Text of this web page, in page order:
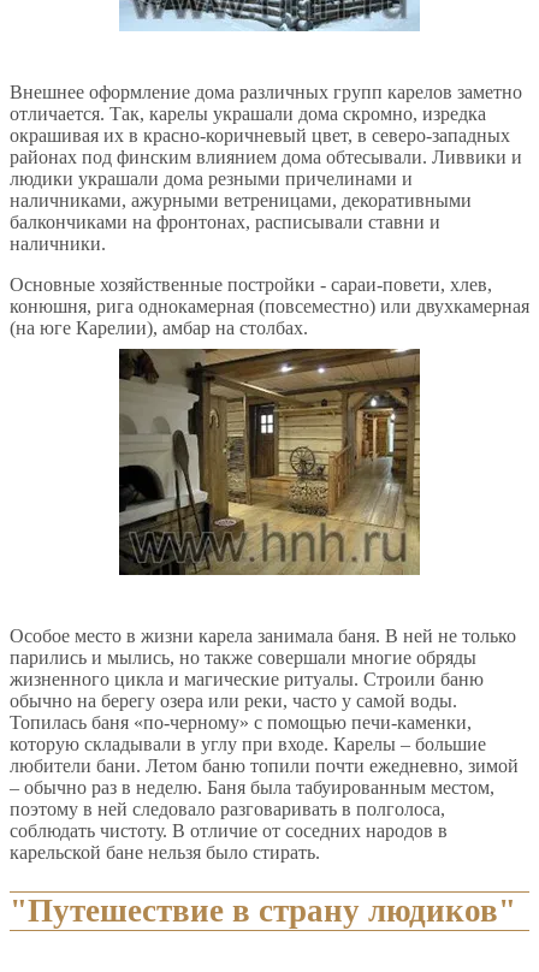
Внешнее оформление дома различных групп карелов заметно
отличается. Так, карелы украшали дома скромно, изредка
окрашивая их в красно-коричневый цвет, в северо-западных
районах под финским влиянием дома обтесывали. Ливвики и
людики украшали дома резными причелинами и
наличниками, ажурными ветреницами, декоративными
балкончиками на фронтонах, расписывали ставни и
наличники.
Основные хозяйственные постройки - сараи-повети, хлев,
конюшня, рига однокамерная (повсеместно) или двухкамерная
(на юге Карелии), амбар на столбах.
Особое место в жизни карела занимала баня. В ней не только
парились и мылись, но также совершали многие обряды
жизненного цикла и магические ритуалы. Строили баню
обычно на берегу озера или реки, часто у самой воды.
Топилась баня «по-черному» с помощью печи-каменки,
которую складывали в углу при входе. Карелы – большие
любители бани. Летом баню топили почти ежедневно, зимой
– обычно раз в неделю. Баня была табуированным местом,
поэтому в ней следовало разговаривать в полголоса,
соблюдать чистоту. В отличие от соседних народов в
карельской бане нельзя было стирать.
"Путешествие в страну людиков"